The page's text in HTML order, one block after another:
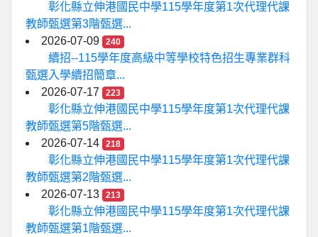
彰化縣立伸港國民中學115學年度第1次代理代課
教師甄選第3階甄選...
2026-07-09
240
續招--115學年度高級中等學校特色招生專業群科
甄選入學續招簡章...
2026-07-17
223
彰化縣立伸港國民中學115學年度第1次代理代課
教師甄選第5階甄選...
2026-07-14
218
彰化縣立伸港國民中學115學年度第1次代理代課
教師甄選第2階甄選...
2026-07-13
213
彰化縣立伸港國民中學115學年度第1次代理代課
教師甄選第1階甄選...